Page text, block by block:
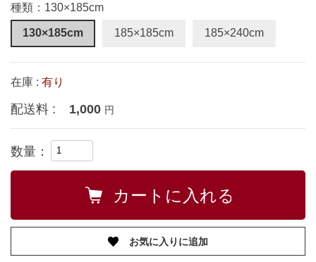
種類：130×185cm
130×185cm 185×185cm 185×240cm
在庫 : 有り
配送料 : 1,000 円
数量：
お気に入りに追加